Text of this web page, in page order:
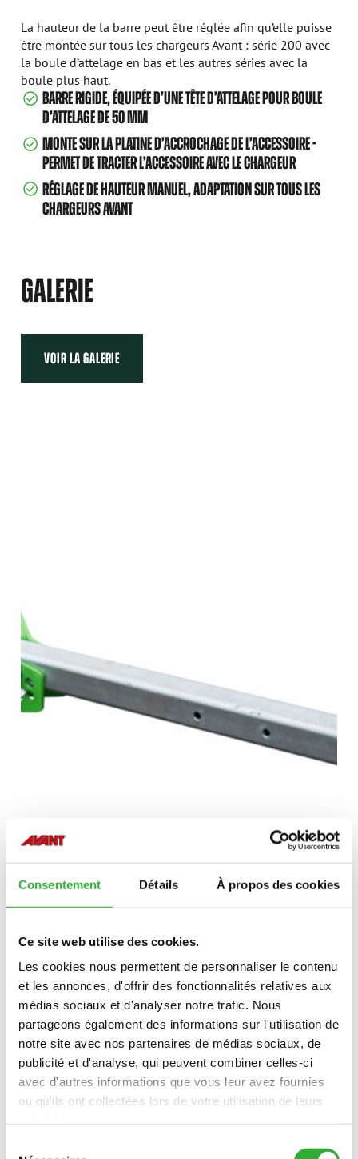
Consentement Détails À propos des cookies
Ce site web utilise des cookies.
Les cookies nous permettent de personnaliser le contenu
et les annonces, d'offrir des fonctionnalités relatives aux
médias sociaux et d'analyser notre trafic. Nous
partageons également des informations sur l'utilisation de
notre site avec nos partenaires de médias sociaux, de
publicité et d'analyse, qui peuvent combiner celles-ci
avec d'autres informations que vous leur avez fournies
ou qu'ils ont collectées lors de votre utilisation de leurs
La hauteur de la barre peut être réglée afin qu’elle puisse
être montée sur tous les chargeurs Avant : série 200 avec
la boule d’attelage en bas et les autres séries avec la
boule plus haut.
BARRE RIGIDE, ÉQUIPÉE D’UNE TÊTE D’ATTELAGE POUR BOULE
D’ATTELAGE DE 50 MM
MONTE SUR LA PLATINE D’ACCROCHAGE DE L’ACCESSOIRE -
PERMET DE TRACTER L’ACCESSOIRE AVEC LE CHARGEUR
RÉGLAGE DE HAUTEUR MANUEL, ADAPTATION SUR TOUS LES
CHARGEURS AVANT
GALERIE
VOIR LA GALERIE
CONTACTEZ-NOUS